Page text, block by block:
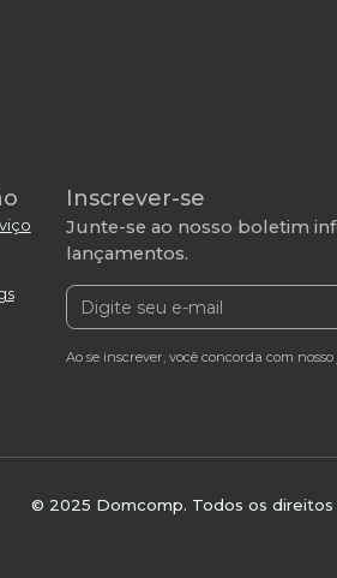
Inscrever-se
Junte-se ao nosso boletim
lançamentos.
Ao se inscrever, você concorda com nosso
© 2025 Domcomp. Todos os direitos